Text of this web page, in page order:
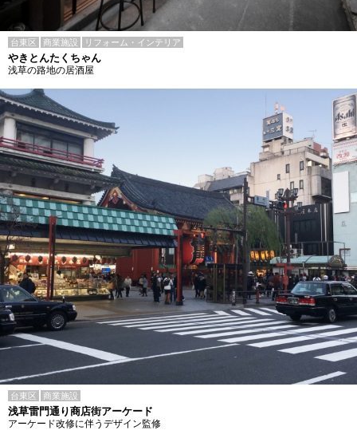
台東区 商業施設 リフォーム・インテリア
やきとんたくちゃん
浅草の路地の居酒屋
台東区 商業施設
浅草雷門通り商店街アーケード
アーケード改修に伴うデザイン監修